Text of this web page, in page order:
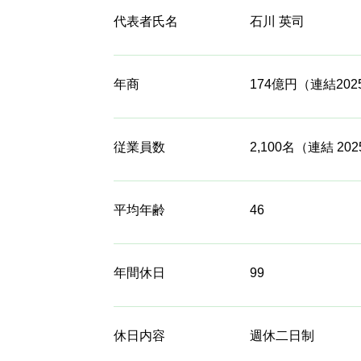
代表者氏名 石川 英司
年商 174億円（連結
従業員数 2,100名（連結
平均年齢 46
年間休日 99
休日内容 週休二日制